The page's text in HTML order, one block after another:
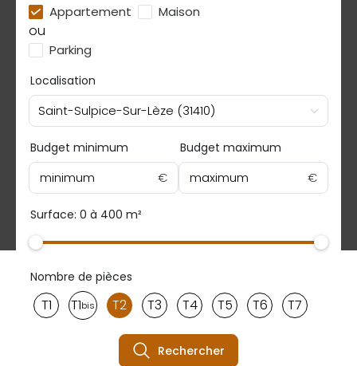
Appartement Maison
ou
Parking
Localisation
Saint-Sulpice-Sur-Lèze (31410)
Budget minimum
minimum €
Budget maximum
maximum €
Surface: 0 à 400 m²
Nombre de pièces
T1 T1bis T2 T3 T4 T5 T6 T7
Rechercher